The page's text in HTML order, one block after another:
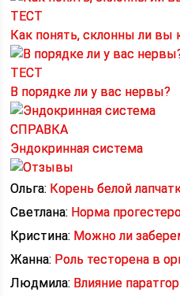
ТЕСТ
Как понять, склонны ли вы
ТЕСТ
В порядке ли у вас нервы?
СПРАВКА
Эндокринная система
Ольга: Корень белой
Светлана: Норма
Кристина: Можно ли
Жанна: Роль тесторена в
Людмила: Влияние